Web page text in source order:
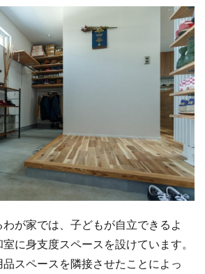
が家では、子どもが自立できるよ
に身支度スペースを設けています。
スペースを隣接させたことによっ